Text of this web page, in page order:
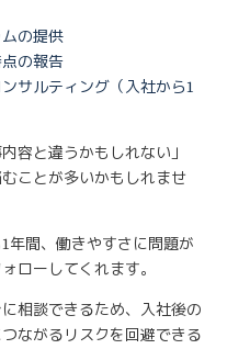
の提供
の報告
サルティング（入社から1
容と違うかもしれない」
ことが多いかもしれませ
年間、働きやすさに問題が
ローしてくれます。
相談できるため、入社後の
ながるリスクを回避できる